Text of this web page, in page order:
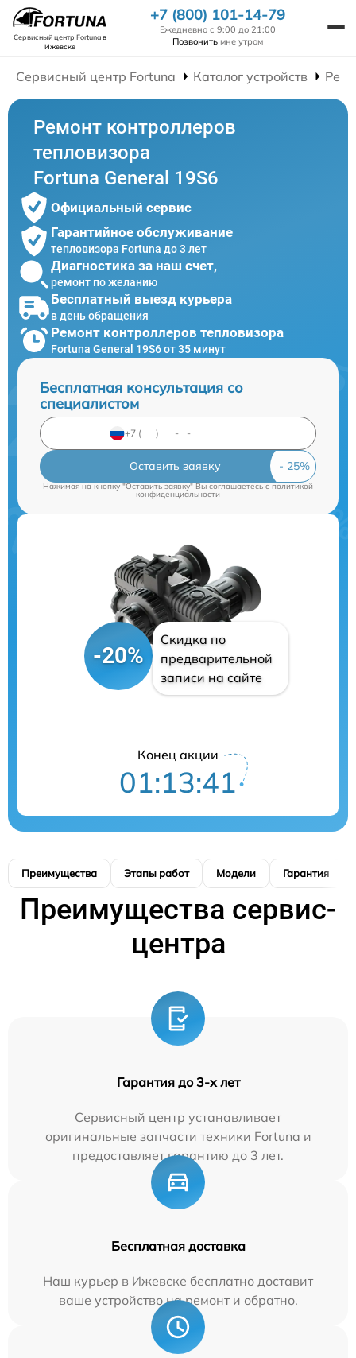
Сервисный центр Fortunaв
Ижевске
+7 (800) 101-14-79
Ежедневно с 9:00 до 21:00
Позвонить мне утром
Сервисный центр Fortuna Каталог устройств
Ремонт контроллеров
тепловизора
Fortuna General 19S6
Официальный сервис
Гарантийное обслуживание
тепловизора Fortuna до 3 лет
Диагностика за наш счет,
ремонт по желанию
Бесплатный выезд курьера
в день обращения
Ремонт контроллеров тепловизора
Fortuna General 19S6 от 35 минут
Бесплатная консультация со
специалистом
Оставить заявку
Нажимая на кнопку "Оставить заявку" Вы соглашаетесь cполитикой
конфиденциальности
-20%
Скидка по
предварительной
записи на сайте
Конец акции
01:13:41
Преимущества Этапы работ Модели Гарантия
Преимущества сервис-
центра
Гарантия до 3-х лет
Сервисный центр устанавливает
оригинальные запчасти техники Fortuna и
предоставляет гарантию до 3 лет.
Бесплатная доставка
Наш курьер в Ижевске бесплатно доставит
ваше устройство на ремонт и обратно.